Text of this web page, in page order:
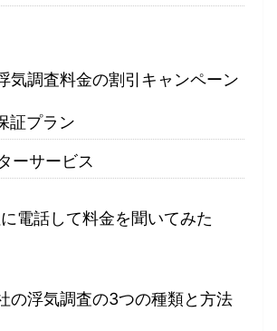
気調査料金の割引キャンペーン
証プラン
ーサービス
電話して料金を聞いてみた
の浮気調査の3つの種類と方法